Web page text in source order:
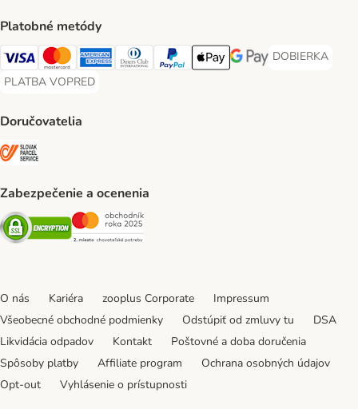
Platobné metódy
Visa Payment Method
Mastercard Payment Method
American Express Payment Method
Diners Club Payment Method
PayPal Payment Method
Apple Pay Payment Method
Google Pay Payment
DOBIERKA
DOBIERKA
PLATBA VOPRED
PLATBA VOPRED Payment Method
Doručovatelia
Zabezpečenie a ocenenia
Security Security
O nás Kariéra zooplus Corporate
Impressum
Všeobecné obchodné podmienky
Odstúpiť od zmluvy tu
DSA
Likvidácia odpadov
Kontakt
Poštovné a doba doručenia
Spôsoby platby
Affiliate program
Ochrana osobných údajov
Opt-out
Vyhlásenie o prístupnosti